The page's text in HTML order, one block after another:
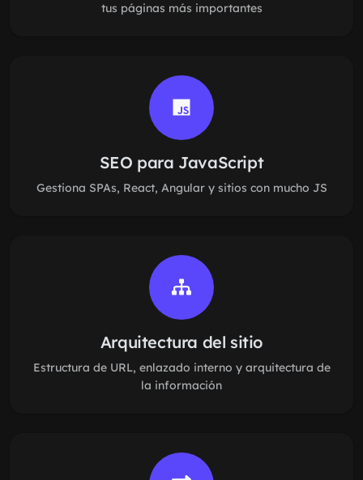
tus páginas más importantes
SEO para JavaScript
Gestiona SPAs, React, Angular y sitios con mucho JS
Arquitectura del sitio
Estructura de URL, enlazado interno y arquitectura de
la información